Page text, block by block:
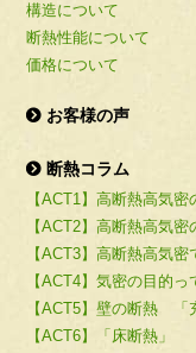
構造について
断熱性能について
価格について
お客様の声
断熱コラム
【ACT1】高断熱高気密
【ACT2】高断熱高気
【ACT3】高断熱高気
【ACT4】気密の目的っ
【ACT5】壁の断熱 「
【ACT6】「床断熱」